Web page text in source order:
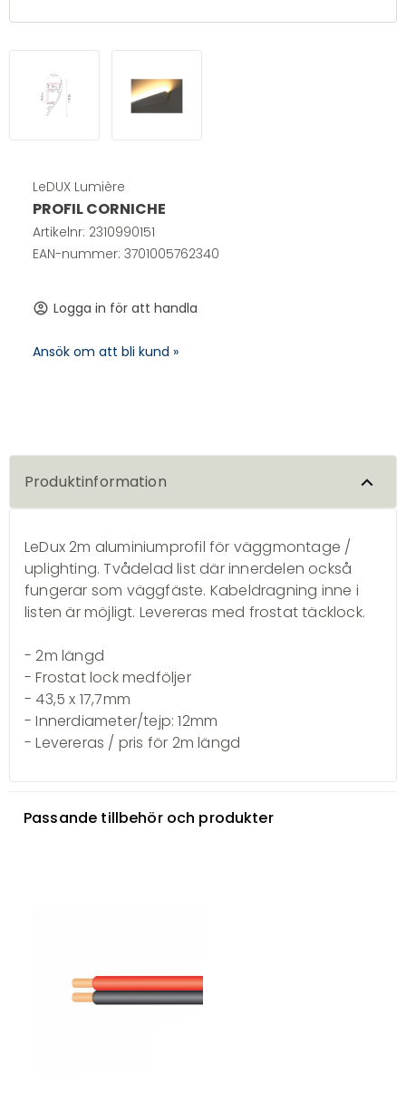
LeDUX Lumière
PROFIL CORNICHE
Artikelnr: 2310990151
EAN-nummer: 3701005762340
account_circle Logga in för att handla
Ansök om att bli kund »
Produktinformation
LeDux 2m aluminiumprofil för väggmontage /
uplighting. Tvådelad list där innerdelen också
fungerar som väggfäste. Kabeldragning inne i
listen är möjligt. Levereras med frostat täcklock.
- 2m längd
- Frostat lock medföljer
- 43,5 x 17,7mm
- Innerdiameter/tejp: 12mm
- Levereras / pris för 2m längd
Passande tillbehör och produkter